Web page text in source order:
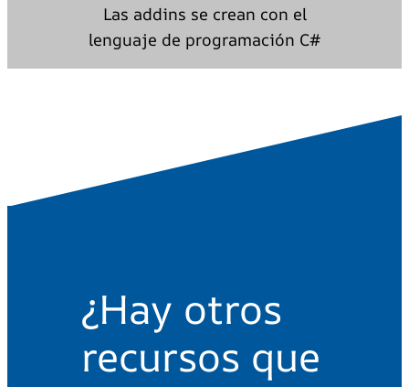
Las addins se crean con el
lenguaje de programación C#
¿Hay otros
recursos que